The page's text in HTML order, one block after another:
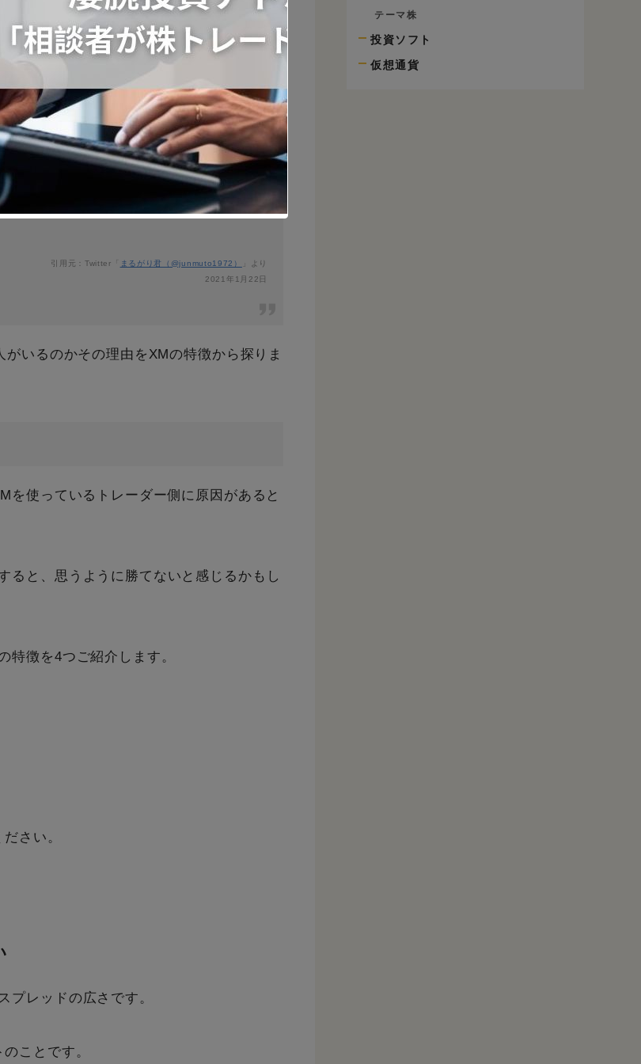
る
できます。
引用元：Twitter「 まるがり君（@junmuto1972）
」より
2021年1月22日
いるのかその理由をXMの特徴から探りま
を使っているトレーダー側に原因があると
ると、思うように勝てないと感じるかもし
特徴を4つご紹介します。
さい。
プレッドの広さです。
ことです。
テーマ株
投資ソフト
仮想通貨
ードで利益続出」のワケ